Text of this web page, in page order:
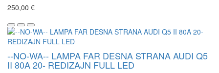
250,00 €
--NO-WA-- LAMPA FAR DESNA STRANA AUDI Q5
II 80A 20- REDIZAJN FULL LED